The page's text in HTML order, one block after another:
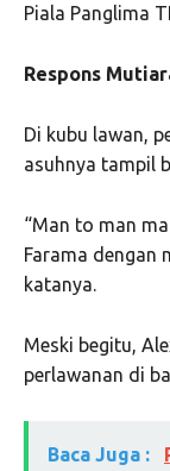
Piala Panglima
Respons
Di kubu lawan,
asuhnya tampil
“Man to man
Farama dengan
katanya.
Meski begitu,
perlawanan di
Baca Juga :